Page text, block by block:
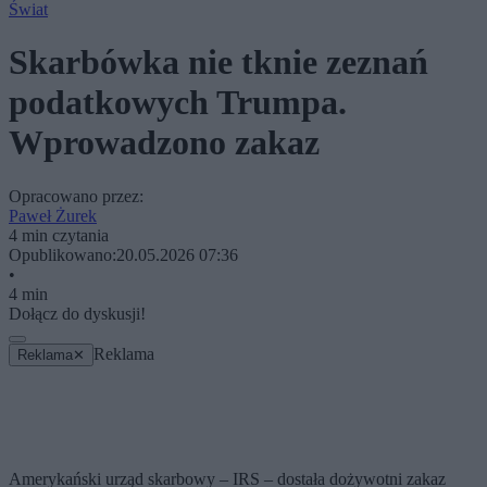
Świat
Skarbówka nie tknie zeznań
podatkowych Trumpa.
Wprowadzono zakaz
Opracowano przez:
Paweł Żurek
4 min czytania
Opublikowano:20.05.2026 07:36
•
4 min
Dołącz do dyskusji!
Reklama ✕ Reklama
Amerykański urząd skarbowy – IRS – dostała dożywotni zakaz